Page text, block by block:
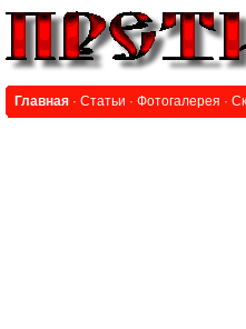
Главная · Статьи · Фотогалерея ·